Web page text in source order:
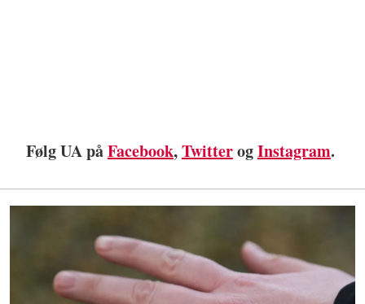
Følg UA påFacebook,TwitterogInstagram.